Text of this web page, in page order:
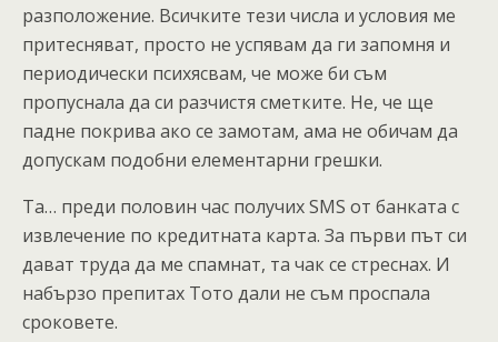
разположение. Всичките тези числа и условия ме
притесняват, просто не успявам да ги запомня и
периодически психясвам, че може би съм
пропуснала да си разчистя сметките. Не, че ще
падне покрива ако се замотам, ама не обичам да
допускам подобни елементарни грешки.
Та… преди половин час получих SMS от банката с
извлечение по кредитната карта. За първи път си
дават труда да ме спамнат, та чак се стреснах. И
набързо препитах Тото дали не съм проспала
сроковете.